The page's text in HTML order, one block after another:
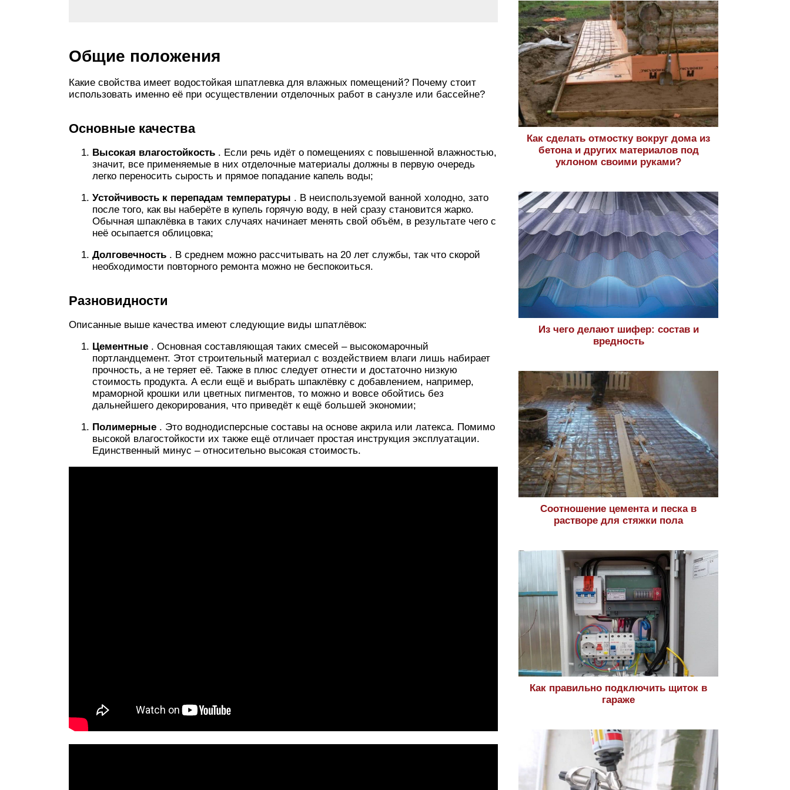
Общие положения
Какие свойства имеет водостойкая шпатлевка для влажных помещений? Почему стоит
использовать именно её при осуществлении отделочных работ в санузле или бассейне?
Основные качества
Высокая влагостойкость . Если речь идёт о помещениях с повышенной влажностью,
значит, все применяемые в них отделочные материалы должны в первую очередь
легко переносить сырость и прямое попадание капель воды;
Устойчивость к перепадам температуры . В неиспользуемой ванной холодно, зато
после того, как вы наберёте в купель горячую воду, в ней сразу становится жарко.
Обычная шпаклёвка в таких случаях начинает менять свой объём, в результате чего с
неё осыпается облицовка;
Долговечность . В среднем можно рассчитывать на 20 лет службы, так что скорой
необходимости повторного ремонта можно не беспокоиться.
Разновидности
Описанные выше качества имеют следующие виды шпатлёвок:
Цементные . Основная составляющая таких смесей – высокомарочный
портландцемент. Этот строительный материал с воздействием влаги лишь набирает
прочность, а не теряет её. Также в плюс следует отнести и достаточно низкую
стоимость продукта. А если ещё и выбрать шпаклёвку с добавлением, например,
мраморной крошки или цветных пигментов, то можно и вовсе обойтись без
дальнейшего декорирования, что приведёт к ещё большей экономии;
Полимерные . Это воднодисперсные составы на основе акрила или латекса. Помимо
высокой влагостойкости их также ещё отличает простая инструкция эксплуатации.
Единственный минус – относительно высокая стоимость.
Как сделать отмостку вокруг дома из
бетона и других материалов под
уклоном своими руками?
Из чего делают шифер: состав и
вредность
Соотношение цемента и песка в
растворе для стяжки пола
Как правильно подключить щиток в
гараже